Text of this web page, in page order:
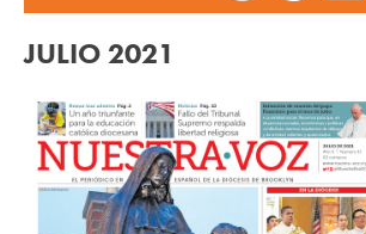
JULIO 2021